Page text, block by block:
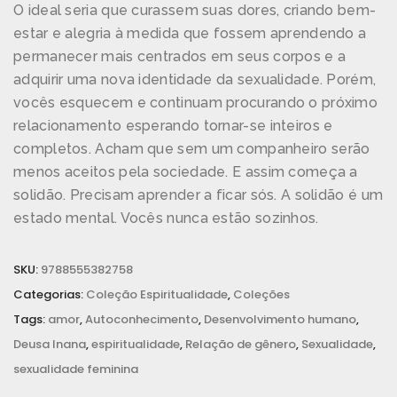
O ideal seria que curassem suas dores, criando bem-
estar e alegria à medida que fossem aprendendo a
permanecer mais centrados em seus corpos e a
adquirir uma nova identidade da sexualidade. Porém,
vocês esquecem e continuam procurando o próximo
relacionamento esperando tornar-se inteiros e
completos. Acham que sem um companheiro serão
menos aceitos pela sociedade. E assim começa a
solidão. Precisam aprender a ficar sós. A solidão é um
estado mental. Vocês nunca estão sozinhos.
SKU: 9788555382758
Categorias: Coleção Espiritualidade, Coleções
Tags: amor,Autoconhecimento, Desenvolvimento humano,
Deusa Inana,espiritualidade, Relação de gênero, Sexualidade,
sexualidade feminina